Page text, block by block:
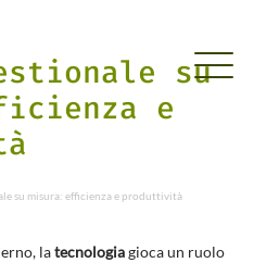
su
e
su misura: efficienza e produttività
latecnologiagioca un ruolo